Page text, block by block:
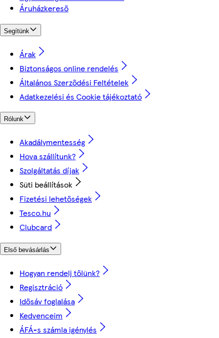
Áruházkereső
Segítünk
Árak
Biztonságos online rendelés
Általános Szerződési Feltételek
Adatkezelési és Cookie tájékoztató
Rólunk
Akadálymentesség
Hova szállítunk?
Szolgáltatás díjak
Süti beállítások
Fizetési lehetőségek
Tesco.hu
Clubcard
Első bevásárlás
Hogyan rendelj tőlünk?
Regisztráció
Idősáv foglalása
Kedvenceim
ÁFÁ-s számla igénylés